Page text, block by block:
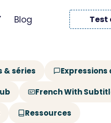
Blog Test
& séries
French With
Ressources